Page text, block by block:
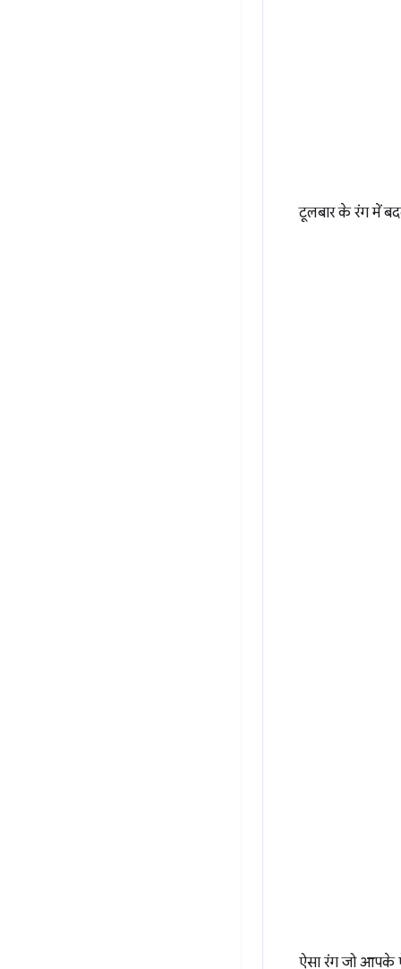
टूलबार के रंग में
ऐसा रंग जो आपके